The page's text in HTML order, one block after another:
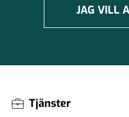
JAG VILL
Tjänster